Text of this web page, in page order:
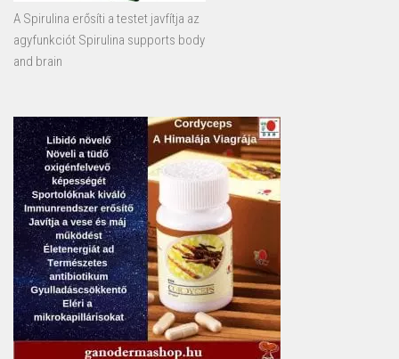
A Spirulina erősíti a testet javfítja az
agyfunkciót Spirulina supports body
and brain